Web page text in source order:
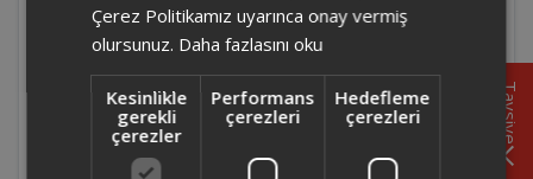
AR5134- Arzum Hairstar Neo Kurutma
AR5134- Arzum Hairstar Neo Kurutma
Makinesi Uzatma kablosu kullanılabilir mi?
Tavsiye
Çerez Politikamız uyarınca onay vermiş
olursunuz. Daha fazlasını oku
Kesinlikle
gerekli
çerezler
Performans
çerezleri
Hedefleme
çerezleri